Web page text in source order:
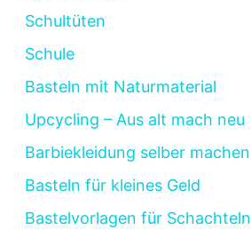
Schultüten
Schule
Basteln mit Naturmaterial
Upcycling – Aus alt mach neu
Barbiekleidung selber machen
Basteln für kleines Geld
Bastelvorlagen für Schachteln